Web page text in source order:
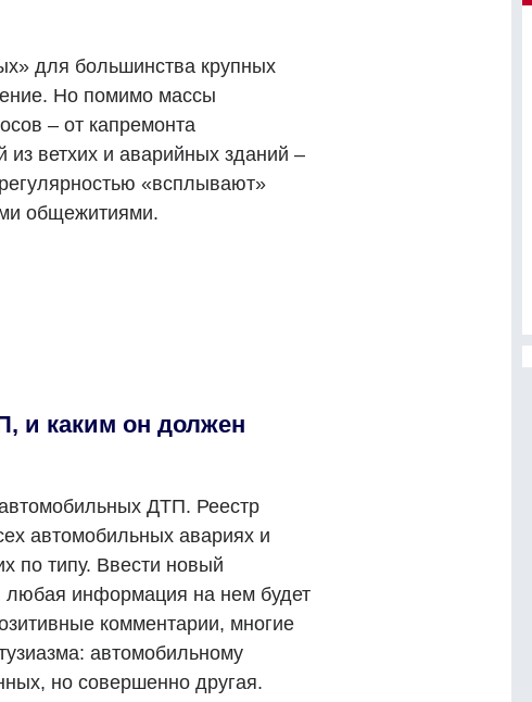
для большинства крупных
Но помимо массы
– от капремонта
из ветхих и аварийных зданий –
«всплывают»
общежитиями.
и каким он должен
ДТП. Реестр
автомобильных авариях и
по типу. Ввести новый
любая информация на нем будет
комментарии, многие
автомобильному
но совершенно другая.